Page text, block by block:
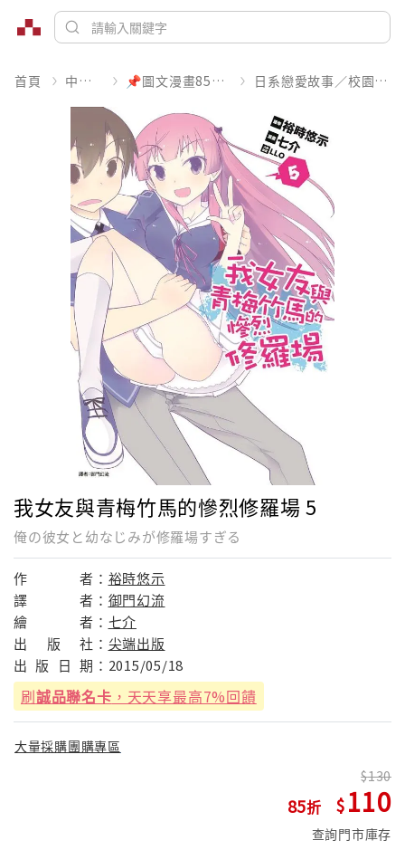
首頁 中文書 📌圖文漫畫85折起 日系戀愛故事／校園青春
我女友與青梅竹馬的慘烈修羅場 5
俺の彼女と幼なじみが修羅場すぎる
作 者： 裕時悠示
譯
者： 御門幻流
繪
者： 七介
出
版 社： 尖端出版
出 版 日 期： 2015/05/18
刷誠品聯名卡 ，天天享最高7%回饋
大量採購團購專區
85
130
110
查詢門市庫存